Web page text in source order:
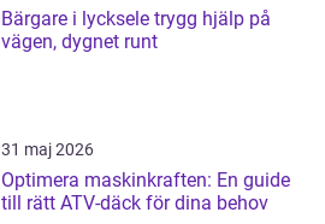
Bärgare i lycksele trygg hjälp på
vägen, dygnet runt
31 maj 2026
Optimera maskinkraften: En guide
till rätt ATV-däck för dina behov